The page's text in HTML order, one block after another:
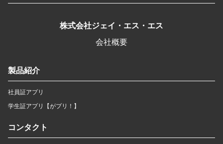
株式会社ジェイ・エス・エス
会社概要
製品紹介
社員証アプリ
学生証アプリ【がプリ！】
コンタクト